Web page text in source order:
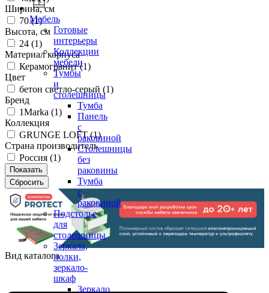
Мебель
Готовые
интерьеры
Коллекции
мебели
Тумбы
и
столешницы
Тумба
Панель
с
раковиной
Столешницы
без
раковины
Тумба
с
раковиной
Подстолье
для
столешницы
Зеркала,
полки,
зеркало-
шкаф
Зеркало
Ширина, см
70 (1)
Высота, см
24 (1)
Материал корпуса
Керамогранит (1)
Цвет
бетон светло-серый (1)
Бренд
1Marka (1)
Коллекция
GRUNGE LOFT (1)
Страна производитель
Россия (1)
Вид каталога